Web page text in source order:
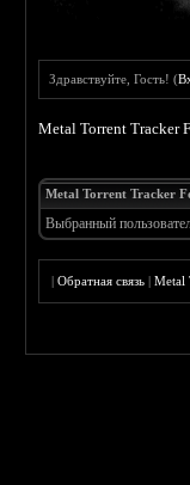
Здравствуйте, Гость! (
Metal Torrent Tracker
Metal Torrent Tracker
Выбранный
|Обратная связь |Metal